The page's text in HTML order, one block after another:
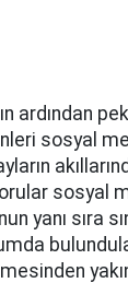
ardından
sosyal
sosyal
yanı sıra